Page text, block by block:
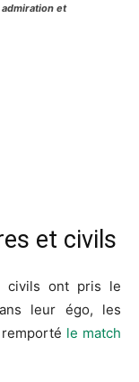
admiration et
et civils
civils ont pris le
leur égo, les
le match